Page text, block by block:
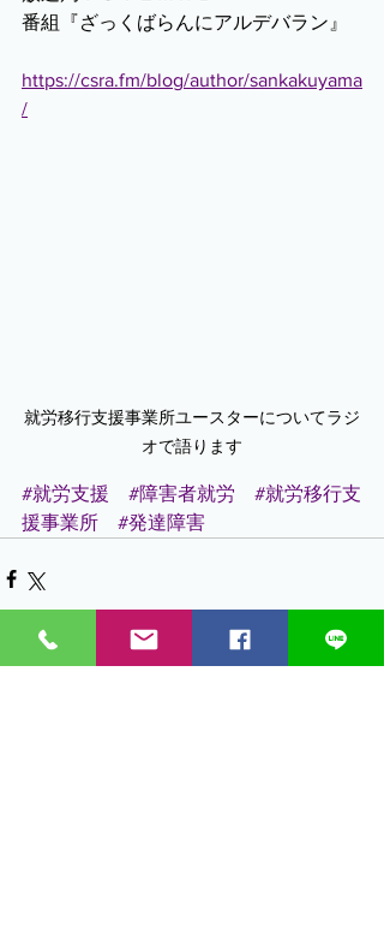
番組『ざっくばらんにアルデバラン』
https://csra.fm/blog/author/sankakuyama
/
就労移行支援事業所ユースターについてラジ
オで語ります
#就労支援 #障害者就労
#就労移行支
援事業所
#発達障害
最新記事 すべて表示